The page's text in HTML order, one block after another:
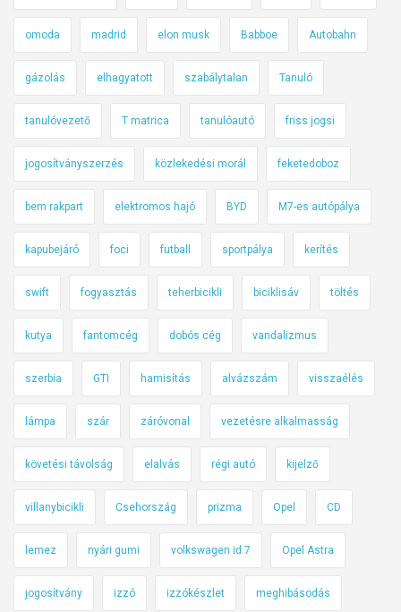
omoda madrid elon musk Babboe Autobahn
gázolás elhagyatott szabálytalan Tanuló
tanulóvezető T matrica tanulóautó friss jogsi
jogosítványszerzés közlekedési morál feketedoboz
bem rakpart elektromos hajó BYD M7-es autópálya
kapubejáró foci futball sportpálya kerítés
swift fogyasztás teherbicikli biciklisáv töltés
kutya fantomcég dobós cég vandalizmus
szerbia GTI hamisítás alvázszám visszaélés
lámpa szár záróvonal vezetésre alkalmasság
követési távolság elalvás régi autó kijelző
villanybicikli Csehország prizma Opel CD
lemez nyári gumi volkswagen id.7 Opel Astra
jogosítvány izzó izzókészlet meghibásodás